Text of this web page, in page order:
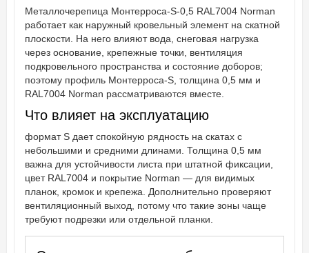
Металлочерепица Монтерроса-S-0,5 RAL7004 Norman
работает как наружный кровельный элемент на скатной
плоскости. На него влияют вода, снеговая нагрузка
через основание, крепежные точки, вентиляция
подкровельного пространства и состояние доборов;
поэтому профиль Монтерроса-S, толщина 0,5 мм и
RAL7004 Norman рассматриваются вместе.
Что влияет на эксплуатацию
формат S дает спокойную рядность на скатах с
небольшими и средними длинами. Толщина 0,5 мм
важна для устойчивости листа при штатной фиксации,
цвет RAL7004 и покрытие Norman — для видимых
планок, кромок и крепежа. Дополнительно проверяют
вентиляционный выход, потому что такие зоны чаще
требуют подрезки или отдельной планки.